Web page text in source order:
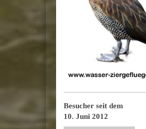
Besucher seit dem
10. Juni 2012